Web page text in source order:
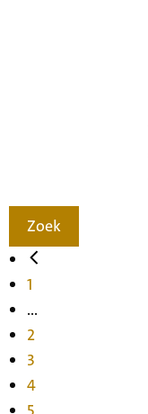
Zoek
1
...
2
3
4